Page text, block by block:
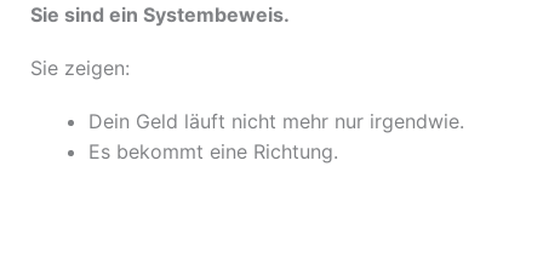
Sie sind ein Systembeweis.
Sie zeigen:
Dein Geld läuft nicht mehr nur irgendwie.
Es bekommt eine Richtung.